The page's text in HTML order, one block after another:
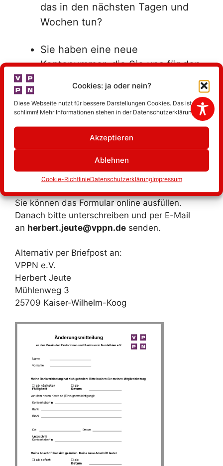
Cookies: ja oder nein?
Diese Webseite nutzt für bessere Darstellungen Cookies. Das ist nicht
schlimm! Mehr Informationen stehen in der Datenschutzerklärung.
Akzeptieren
Ablehnen
Cookie-RichtlinieDatenschutzerklärungImpressum
das in den nächsten Tagen und
Wochen tun?
Sie haben eine neue
Kontonummer, die Sie uns für den
Einzug der Beiträge mitteilen
Bitte verwenden Sie
das Formular.
Sie können das Formular online ausfüllen.
Danach bitte unterschreiben und per E-Mail
an herbert.jeute@vppn.de senden.
Alternativ per Briefpost an:
VPPN e.V.
Herbert Jeute
Mühlenweg 3
25709 Kaiser-Wilhelm-Koog